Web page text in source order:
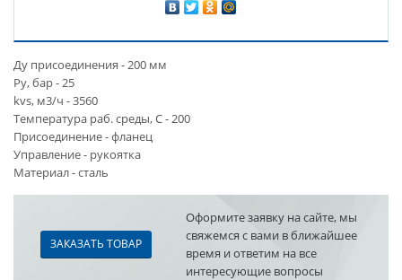
Ду присоединения - 200 мм
Ру, бар - 25
kvs, м3/ч - 3560
Температура раб. среды, С - 200
Присоединение - фланец
Управление - рукоятка
Материал - сталь
ЗАКАЗАТЬ ТОВАР
Оформите заявку на сайте, мы
свяжемся с вами в ближайшее
время и ответим на все
интересующие вопросы